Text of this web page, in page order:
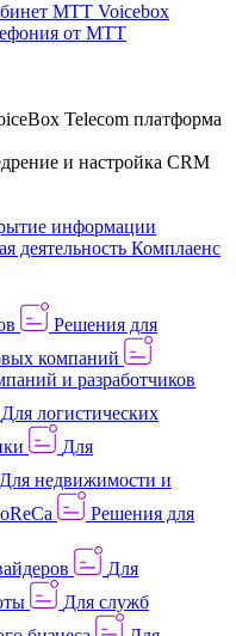
МТТ Voicebox
от МТТ
Telecom платформа
и настройка CRM
информации
деятельность Комплаенс
Решения для
компаний
и разработчиков
Для логистических
Для
Для недвижимости и
Решения для
Для
Для служб